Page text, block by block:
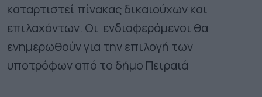
καταρτιστεί πίνακας δικαιούχων και
επιλαχόντων. Οι ενδιαφερόμενοι θα
ενημερωθούν για την επιλογή των
υποτρόφων από το δήμο Πειραιά